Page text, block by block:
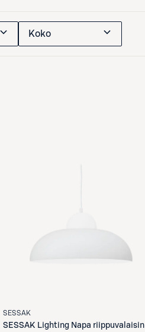
Koko
SESSAK
SESSAK Lighting Napa riippuvalaisin